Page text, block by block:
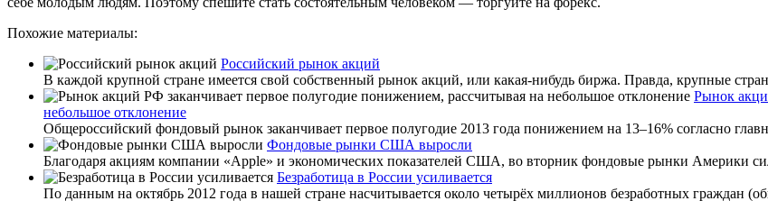
Похожие материалы:
Российский рынок акций
В каждой крупной стране имеется свой собственный рынок акций, или какая-нибудь биржа. Правда, крупные
Рынок
небольшое отклонение
Общероссийский фондовый рынок заканчивает первое полугодие 2013 года понижением на 13–16% согласно
Фондовые рынки США выросли
Благодаря акциям компании «Apple» и экономических показателей США, во вторник фондовые рынки Америки
Безработица в России усиливается
По данным на октябрь 2012 года в нашей стране насчитывается около четырёх миллионов безработных граждан